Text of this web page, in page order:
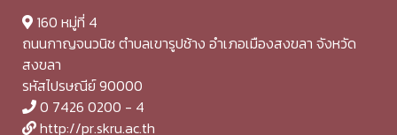
160 หมู่ที่ 4
ถนนกาญจนวนิช ตำบลเขารูปช้าง อำเภอเมืองสงขลา จังหวัด
สงขลา
รหัสไปรษณีย์ 90000
0 7426 0200 - 4
http://pr.skru.ac.th